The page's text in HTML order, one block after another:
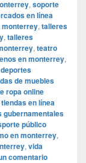
, soporte
en línea
monterrey, talleres
, talleres
, teatro
en monterrey,
de muebles
ropa online
tiendas en línea
gubernamentales
público
en monterrey,
, vida
comentario